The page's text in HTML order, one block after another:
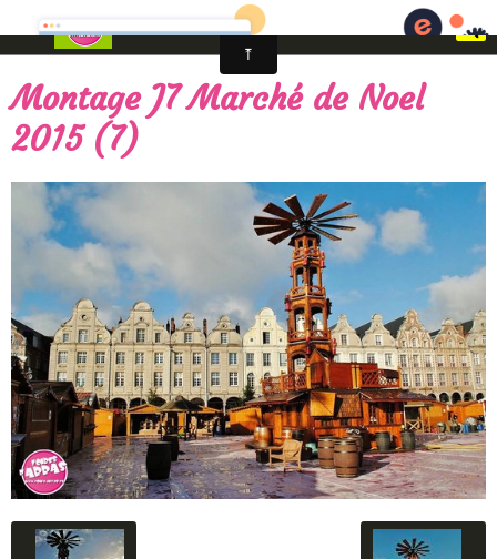
Fêtes foraines d'Arras - Artois en fêtes
Montage J7 Marché de Noel
2015 (7)